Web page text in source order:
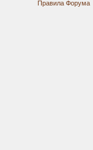
Правила Форума